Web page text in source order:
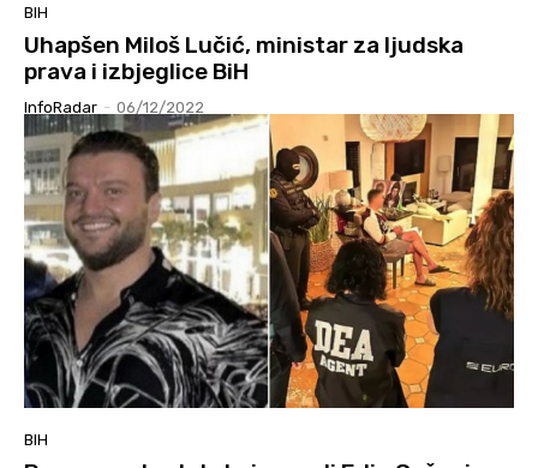
BIH
Uhapšen Miloš Lučić, ministar za ljudska
prava i izbjeglice BiH
InfoRadar - 06/12/2022
BIH